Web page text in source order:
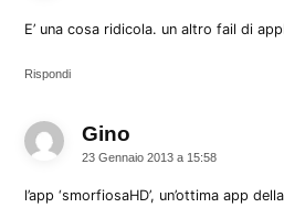
E’ una cosa ridicola. un altro fail di
Rispondi
Gino
23 Gennaio 2013 a 15:58
l’app ‘smorfiosaHD’, un’ottima app